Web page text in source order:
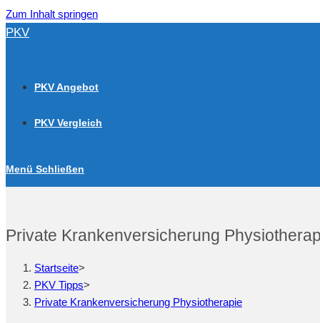
Zum Inhalt springen
PKV
PKV Angebot
PKV Vergleich
Menü Schließen
Private Krankenversicherung
Startseite>
PKV Tipps>
Private Krankenversicherung Physiotherapie